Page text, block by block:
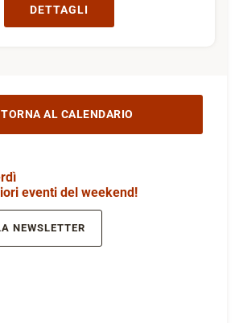
DETTAGLI
AL CALENDARIO
eventi del weekend!
NEWSLETTER